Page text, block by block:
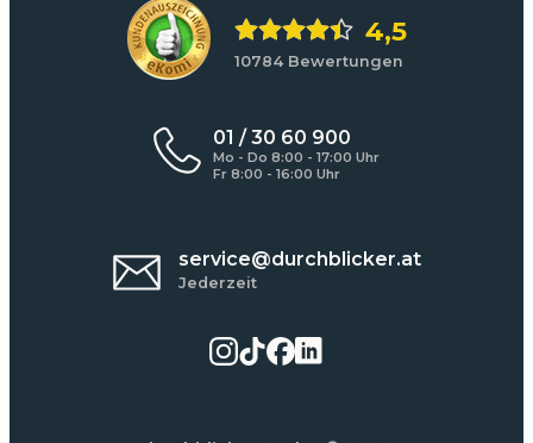
4,5
10784 Bewertungen
01 / 30 60 900
Mo - Do 8:00 - 17:00 Uhr
Fr 8:00 - 16:00 Uhr
service@durchblicker.at
Jederzeit